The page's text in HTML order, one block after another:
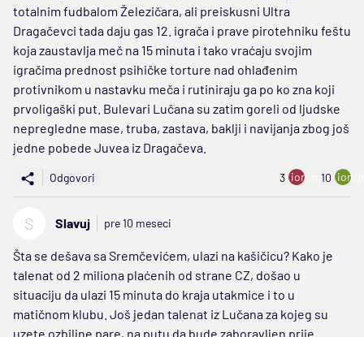
totalnim fudbalom Železičara, ali preiskusni Ultra
Dragačevci tada daju gas 12. igrača i prave pirotehniku feštu
koja zaustavlja meč na 15 minuta i tako vraćaju svojim
igračima prednost psihičke torture nad ohlađenim
protivnikom u nastavku meča i rutiniraju ga po ko zna koji
prvoligaški put. Bulevari Lučana su zatim goreli od ljudske
nepregledne mase, truba, zastava, baklji i navijanja zbog još
jedne pobede Juvea iz Dragačeva.
Odgovori 3 ion:minus
10
S Slavuj pre 10 meseci
Šta se dešava sa Sremčevićem, ulazi na kašičicu? Kako je
talenat od 2 miliona plaćenih od strane CZ, došao u
situaciju da ulazi 15 minuta do kraja utakmice i to u
matičnom klubu. Još jedan talenat iz Lučana za kojeg su
uzete ozbiljne pare, na putu da bude zaboravljen prije